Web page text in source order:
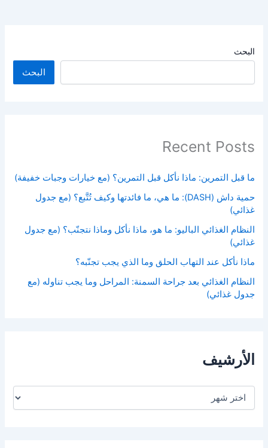
البحث
البحث
Recent Posts
ما قبل التمرين: ماذا نأكل قبل التمرين؟ (مع خيارات وجبات خفيفة)
حمية داش (DASH): ما هي، ما فائدتها وكيف تُتَّبع؟ (مع جدول
غذائي)
النظام الغذائي الباليو: ما هو، ماذا نأكل وماذا نتجنّب؟ (مع جدول
غذائي)
ماذا نأكل عند التهاب الحلق وما الذي يجب تجنّبه؟
النظام الغذائي بعد جراحة السمنة: المراحل وما يجب تناوله (مع
جدول غذائي)
الأرشيف